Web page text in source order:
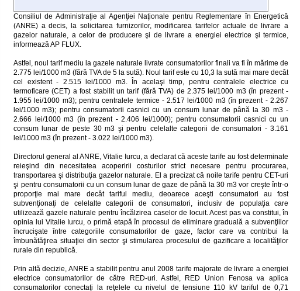
Consiliul de Administraţie al Agenţiei Naţionale pentru Reglementare în Energetică
(ANRE) a decis, la solicitarea furnizorilor, modificarea tarifelor actuale de livrare a
gazelor naturale, a celor de producere şi de livrare a energiei electrice şi termice,
informează AP FLUX.
Astfel, noul tarif mediu la gazele naturale livrate consumatorilor finali va fi în mărime de
2.775 lei/1000 m3 (fără TVA de 5 la sută). Noul tarif este cu 10,3 la sută mai mare decât
cel existent - 2.515 lei/1000 m3. În acelaşi timp, pentru centralele electrice cu
termoficare (CET) a fost stabilit un tarif (fără TVA) de 2.375 lei/1000 m3 (în prezent -
1.955 lei/1000 m3); pentru centralele termice - 2.517 lei/1000 m3 (în prezent - 2.267
lei/1000 m3); pentru consumatorii casnici cu un consum lunar de până la 30 m3 -
2.666 lei/1000 m3 (în prezent - 2.406 lei/1000); pentru consumatorii casnici cu un
consum lunar de peste 30 m3 şi pentru celelalte categorii de consumatori - 3.161
lei/1000 m3 (în prezent - 3.022 lei/1000 m3).
Directorul general al ANRE, Vitalie Iurcu, a declarat că aceste tarife au fost determinate
reieşind din necesitatea acoperirii costurilor strict necesare pentru procurarea,
transportarea şi distribuţia gazelor naturale. El a precizat că noile tarife pentru CET-uri
şi pentru consumatorii cu un consum lunar de gaze de până la 30 m3 vor creşte într-o
proporţie mai mare decât tariful mediu, deoarece aceşti consumatori au fost
subvenţionaţi de celelalte categorii de consumatori, inclusiv de populaţia care
utilizează gazele naturale pentru încălzirea caselor de locuit. Acest pas va constitui, în
opinia lui Vitalie Iurcu, o primă etapă în procesul de eliminare graduală a subvenţiilor
încrucişate între categoriile consumatorilor de gaze, factor care va contribui la
îmbunătăţirea situaţiei din sector şi stimularea procesului de gazificare a localităţilor
rurale din republică.
Prin altă decizie, ANRE a stabilit pentru anul 2008 tarife majorate de livrare a energiei
electrice consumatorilor de către RED-uri. Astfel, RED Union Fenosa va aplica
consumatorilor conectaţi la reţelele cu nivelul de tensiune 110 kV tariful de 0,71